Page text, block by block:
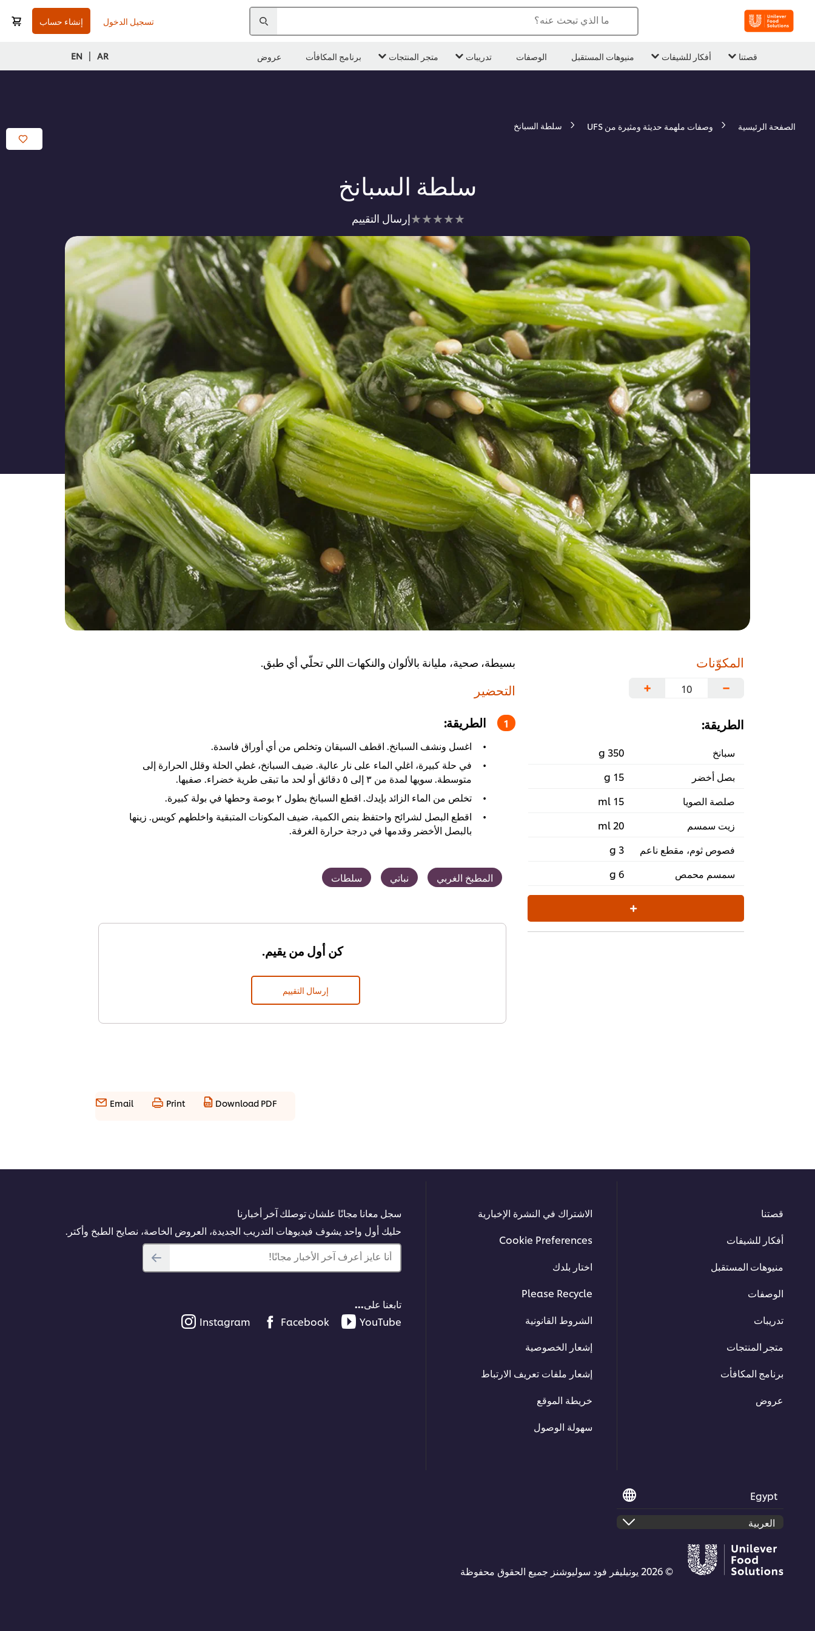
ما الذي تبحث عنه؟ تسجيل الدخول إنشاء حساب
قصتنا أفكار للشيفات منيوهات المستقبل الوصفات تدريبات متجر المنتجات برنامج المكافأت عروض AR
|
EN
الصفحة الرئيسية وصفات ملهمة حديثة ومثيرة من UFS سلطة السبانخ
سلطة السبانخ
لم
يتم
تقديم
أي
تقييمات
لهذا
إرسال التقييم
المكوّنات
−
+
الطريقة:
سبانخ
350 g
بصل أخضر
15 g
صلصة الصويا
15 ml
زيت سمسم
20 ml
فصوص ثوم، مقطع ناعم
3 g
سمسم محمص
6 g
بسيطة، صحية، مليانة بالألوان والنكهات اللي تحلّي أي طبق.
التحضير
الطريقة:
اغسل ونشف السبانخ. اقطف السيقان وتخلص من أي أوراق فاسدة.
في حلة كبيرة، اغلي الماء على نار عالية. ضيف السبانخ، غطي الحلة وقلل الحرارة إلى
متوسطة. سويها لمدة من ٣ إلى ٥ دقائق أو لحد ما تبقى طرية خضراء. صفيها.
تخلص من الماء الزائد بإيدك. اقطع السبانخ بطول ٢ بوصة وحطها في بولة كبيرة.
اقطع البصل لشرائح واحتفظ بنص الكمية، ضيف المكونات المتبقية واخلطهم كويس. زينها
بالبصل الأخضر وقدمها في درجة حرارة الغرفة.
المطبخ الغربي نباتي سلطات
كن أول من يقيم.
إرسال التقييم
Download PDF
Print
Email
قصتنا
أفكار للشيفات
منيوهات المستقبل
الوصفات
تدريبات
متجر المنتجات
برنامج المكافأت
عروض
الاشتراك في النشرة الإخبارية
Cookie Preferences
اختار بلدك
Please Recycle
الشروط القانونية
إشعار الخصوصية
إشعار ملفات تعريف الارتباط
خريطة الموقع
سهولة الوصول
سجل معانا مجانًا علشان توصلك آخر أخبارنا
حليك أول واحد يشوف فيديوهات التدريب الجديدة، العروض الخاصة، نصايح الطبخ وأكتر.
أنا عايز أعرف آخر الأخبار مجانًا!
تابعنا على...
YouTube
Facebook
Instagram
Egypt
© 2026 يونيليفر فود سوليوشنز جميع الحقوق محفوظة